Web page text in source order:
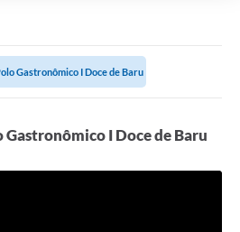
Gastronômico I Doce de Baru
Gastronômico I Doce de Baru